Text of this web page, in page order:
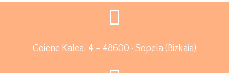
Goiene Kalea, 4 – 48600 · Sopela (Bizkaia)